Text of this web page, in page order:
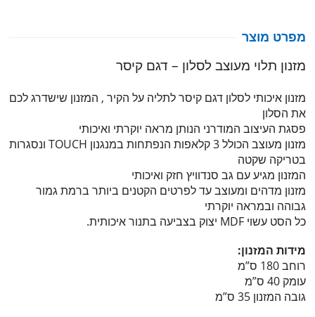
מפרט מוצר
מזנון תלוי מעוצב לסלון – דגם קיסר
מזנון איכותי לסלון דגם קיסר לתליה על הקיר , המזנון שישדרג לכם
את הסלון
פסגת העיצוב המודרני הנותן מראה יוקרתי ואיכותי
מזנון מעוצב הכולל 3 קלאפות הנפתחות במנגנון TOUCH ונסגרות
בטריקה שקטה
המזנון מגיע עם גב סנדוויץ חזק ואיכותי
מזנון מדהים ומעוצב עד לפרטים הקטנים ביותר ברמת גמור
גבוהה ובמראה יוקרתי
כל הסט עשוי MDF יצוק בצביעה בתנור איכותית.
מידות המזנון:
רוחב 180 ס”מ
עומק 40 ס”מ
גובה המזנון 35 ס”מ